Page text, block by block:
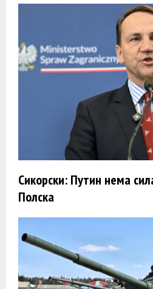
Сикорски: Путин нема
Полска